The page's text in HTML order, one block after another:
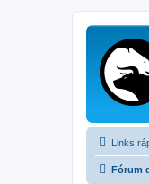
Links
Fórum